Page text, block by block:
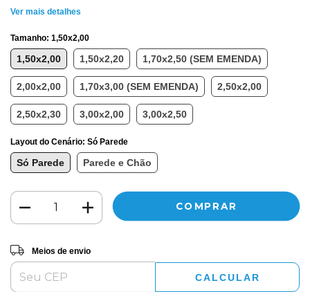
Ver mais detalhes
Tamanho: 1,50x2,00
1,50x2,00 1,50x2,20 1,70x2,50 (SEM EMENDA)
2,00x2,00 1,70x3,00 (SEM EMENDA) 2,50x2,00
2,50x2,30 3,00x2,00 3,00x2,50
Layout do Cenário: Só Parede
Só Parede Parede e Chão
Entregas para o CEP:
Meios de envio
CALCULAR